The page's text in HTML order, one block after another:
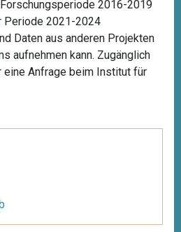
2016-2019
Periode 2021-2024
Daten aus anderen Projekten
aufnehmen kann. Zugänglich
eine Anfrage beim Institut für